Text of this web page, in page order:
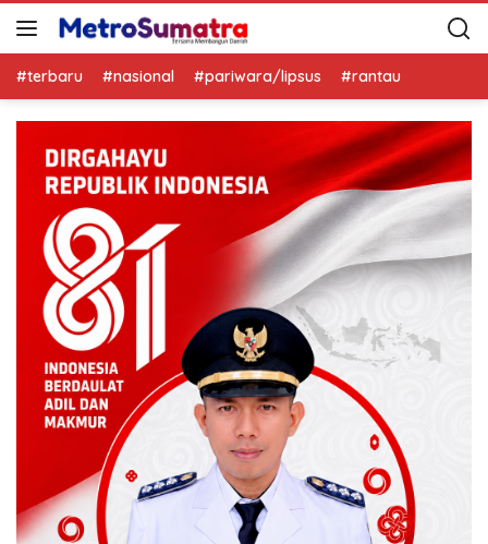
#terbaru #nasional #pariwara/lipsus #rantau